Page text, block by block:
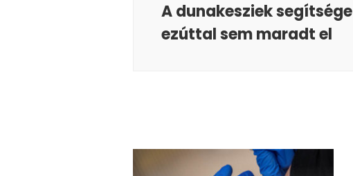
A dunakesziek segítsége
ezúttal sem maradt el